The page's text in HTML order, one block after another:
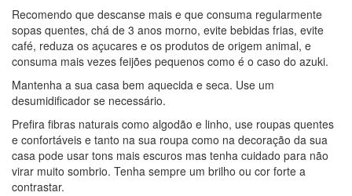
Recomendo que descanse mais e que consuma regularmente
sopas quentes, chá de 3 anos morno, evite bebidas frias, evite
café, reduza os açucares e os produtos de origem animal, e
consuma mais vezes feijões pequenos como é o caso do azuki.
Mantenha a sua casa bem aquecida e seca. Use um
desumidificador se necessário.
Prefira fibras naturais como algodão e linho, use roupas quentes
e confortáveis e tanto na sua roupa como na decoração da sua
casa pode usar tons mais escuros mas tenha cuidado para não
virar muito sombrio. Tenha sempre um brilho ou cor forte a
contrastar.